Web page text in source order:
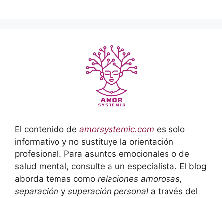
El contenido de amorsystemic.com es solo
informativo y no sustituye la orientación
profesional. Para asuntos emocionales o de
salud mental, consulte a un especialista. El blog
aborda temas como relaciones amorosas,
separación y superación personal a través del